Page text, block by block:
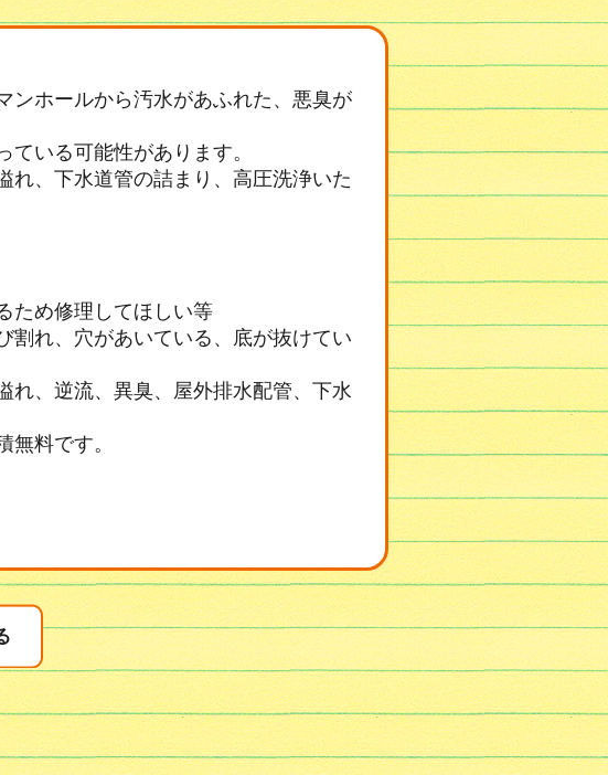
ンホールから汚水があふれた、悪臭が
いる可能性があります。
れ、下水道管の詰まり、高圧洗浄いた
ため修理してほしい等
割れ、穴があいている、底が抜けてい
れ、逆流、異臭、屋外排水配管、下水
料です。